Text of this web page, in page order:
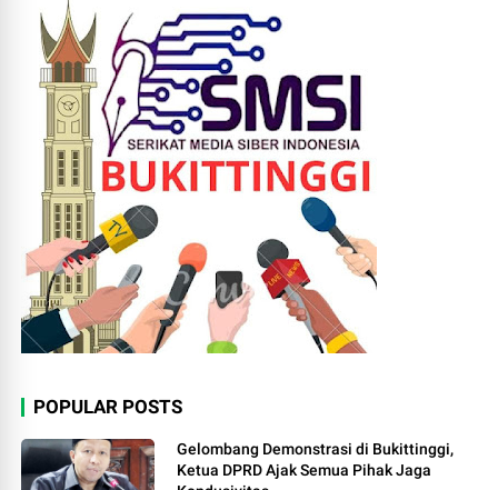
POPULAR POSTS
Gelombang Demonstrasi di Bukittinggi,
Ketua DPRD Ajak Semua Pihak Jaga